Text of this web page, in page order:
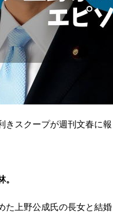
スクープが週刊文春に報
た上野公成氏の長女と結婚